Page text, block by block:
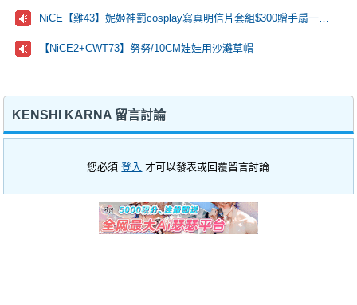
【NiCE2+CWT73】努努/10CM娃娃用沙灘草帽
KENSHI KARNA 留言討論
您必須登入 才可以發表或回覆留言討論